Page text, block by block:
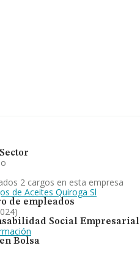
2 cargos en esta empresa
de Aceites Quiroga Sl
de empleados
Social Empresarial
Bolsa